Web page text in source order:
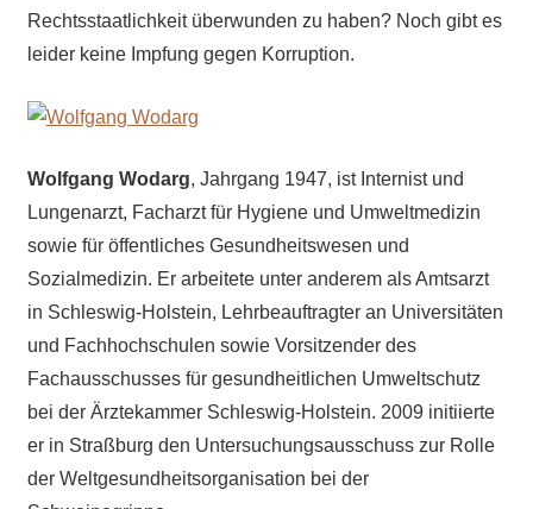
Rechtsstaatlichkeit überwunden zu haben? Noch gibt es
leider keine Impfung gegen Korruption.
Wolfgang Wodarg, Jahrgang 1947, ist Internist und
Lungenarzt, Facharzt für Hygiene und Umweltmedizin
sowie für öffentliches Gesundheitswesen und
Sozialmedizin. Er arbeitete unter anderem als Amtsarzt
in Schleswig-Holstein, Lehrbeauftragter an Universitäten
und Fachhochschulen sowie Vorsitzender des
Fachausschusses für gesundheitlichen Umweltschutz
bei der Ärztekammer Schleswig-Holstein. 2009 initiierte
er in Straßburg den Untersuchungsausschuss zur Rolle
der Weltgesundheitsorganisation bei der